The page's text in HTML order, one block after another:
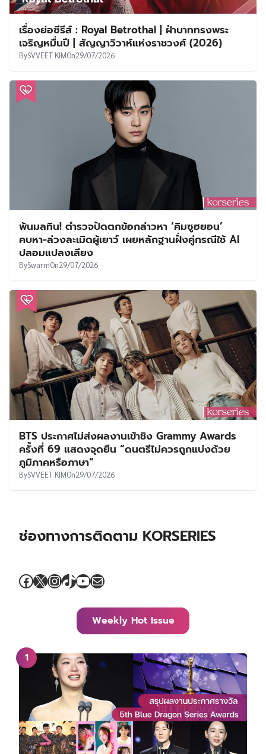
เรื่องย่อซีรีส์ : Royal Betrothal | ฝ่าบาททรงพระ
เจริญหมื่นปี | สัญญาวิวาห์แห่งราชวงศ์ (2026)
BySVVEET KIMOn29/07/2026
พ้นมลทิน! ตำรวจปัดตกข้อกล่าวหา ‘คิมซูฮยอน’
คบหา-ล่วงละเมิดผู้เยาว์ เผยหลักฐานฝั่งคู่กรณีใช้ AI
ปลอมแปลงเสียง
BySwarmOn29/07/2026
BTS ประกาศไม่ส่งผลงานเข้าชิง Grammy Awards
ครั้งที่ 69 แสดงจุดยืน “ดนตรีไม่ควรถูกแบ่งด้วย
ภูมิภาคหรือภาษา”
BySVVEET KIMOn29/07/2026
ช่องทางการติดตาม KORSERIES
Facebook
X Instagram
TikTok
YouTube
Mail
Weekly Hot Issue